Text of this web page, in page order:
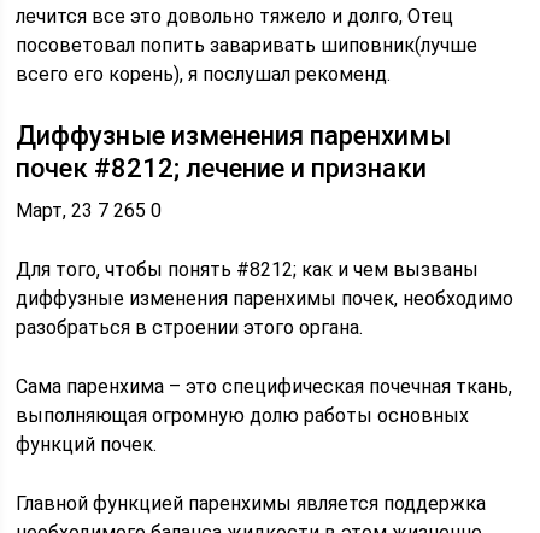
лечится все это довольно тяжело и долго, Отец
посоветовал попить заваривать шиповник(лучше
всего его корень), я послушал рекоменд.
Диффузные изменения паренхимы
почек #8212; лечение и признаки
Март, 23 7 265 0
Для того, чтобы понять #8212; как и чем вызваны
диффузные изменения паренхимы почек, необходимо
разобраться в строении этого органа.
Сама паренхима – это специфическая почечная ткань,
выполняющая огромную долю работы основных
функций почек.
Главной функцией паренхимы является поддержка